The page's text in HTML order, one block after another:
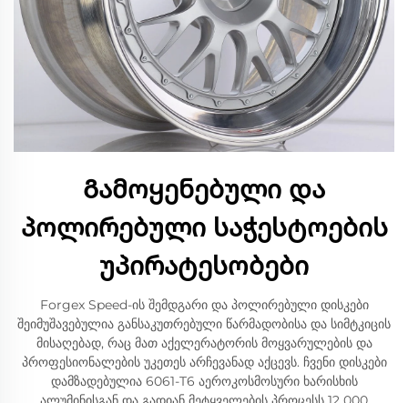
Გამოყენებული და
პოლირებული საჭესტოების
უპირატესობები
Forgex Speed-ის შემდგარი და პოლირებული დისკები
შეიმუშავებულია განსაკუთრებული წარმადობისა და სიმტკიცის
მისაღებად, რაც მათ აქელერატორის მოყვარულების და
პროფესიონალების უკეთეს არჩევანად აქცევს. ჩვენი დისკები
დამზადებულია 6061-T6 აეროკოსმოსური ხარისხის